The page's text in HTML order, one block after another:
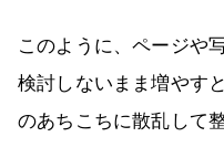
このように、ページや
検討しないまま増やす
のあちこちに散乱して